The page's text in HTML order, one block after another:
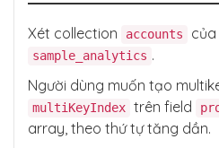
Xét collection accounts
sample_analytics .
Người dùng muốn tạo
multiKeyIndex trên field
array, theo thứ tự tăng dần.